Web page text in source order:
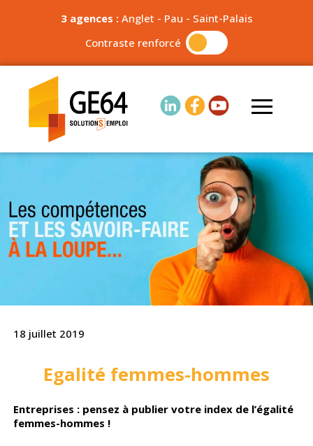
3 agences : Anglet - Pau - Saint-Palais
Contraste renforcé
18 juillet 2019
Egalité femmes-hommes
Entreprises : pensez à publier votre index de l’égalité
femmes-hommes !